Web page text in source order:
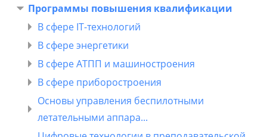
Программы повышения квалификации
В сфере IT-технологий
В сфере энергетики
В сфере АТПП и машиностроения
В сфере приборостроения
Основы управления беспилотными
летательными аппара...